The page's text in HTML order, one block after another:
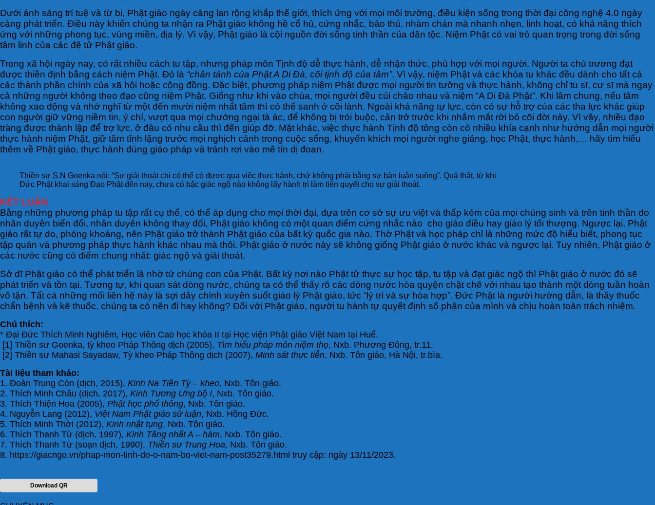
Dưới ánh sáng trí tuệ và từ bi, Phật giáo ngày càng lan rộng khắp thế giới, thích ứng với mọi môi trường, điều kiện sống trong thời đại công nghệ 4.0 ngày
càng phát triển. Điều này khiến chúng ta nhận ra Phật giáo không hề cổ hủ, cứng nhắc, bảo thủ, nhàm chán mà nhanh nhẹn, linh hoạt, có khả năng thích
ứng với những phong tục, vùng miền, địa lý. Vì vậy, Phật giáo là cội nguồn đời sống tinh thần của dân tộc. Niệm Phật có vai trò quan trọng trong đời sống
tâm linh của các đệ tử Phật giáo.
Trong xã hội ngày nay, có rất nhiều cách tu tập, nhưng pháp môn Tịnh độ dễ thực hành, dễ nhận thức, phù hợp với mọi người. Người ta chủ trương đạt
được thiền định bằng cách niệm Phật. Đó là “chân tánh của Phật A Di Đà, cõi tịnh độ của tâm”. Vì vậy, niệm Phật và các khóa tu khác đều dành cho tất cả
các thành phần chính của xã hội hoặc cộng đồng. Đặc biệt, phương pháp niệm Phật được mọi người tin tưởng và thực hành, không chỉ tu sĩ, cư sĩ mà ngay
cả những người không theo đạo cũng niệm Phật. Giống như khi vào chùa, mọi người đều cúi chào nhau và niệm “A Di Đà Phật”. Khi lâm chung, nếu tâm
không xao động và nhớ nghĩ từ một đến mười niệm nhất tâm thì có thể sanh ở cõi lành. Ngoài khả năng tự lực, còn có sự hỗ trợ của các tha lực khác giúp
con người giữ vững niềm tin, ý chí, vượt qua mọi chướng ngại tà ác, để không bị trói buộc, cản trở trước khi nhắm mắt rời bỏ cõi đời này. Vì vậy, nhiều đạo
tràng được thành lập để trợ lực, ở đâu có nhu cầu thì đến giúp đỡ. Mặt khác, việc thực hành Tịnh độ tông còn có nhiều khía cạnh như hướng dẫn mọi người
thực hành niệm Phật, giữ tâm tĩnh lặng trước mọi nghịch cảnh trong cuộc sống, khuyến khích mọi người nghe giảng, học Phật, thực hành,… hãy tìm hiểu
thêm về Phật giáo, thực hành đúng giáo pháp và tránh rơi vào mê tín dị đoan.
Thiền sư S.N Goenka nói: “Sự giải thoát chi có thể có được qua việc thực hành, chứ không phải bằng sự bàn luận suông”. Quả thật, từ khi
Đức Phật khai sáng Đạo Phật đến nay, chưa có bậc giác ngộ nào không lấy hành trì làm tiên quyết cho sự giải thoát.
KẾT LUẬN
Bằng những phương pháp tu tập rất cụ thể, có thể áp dụng cho mọi thời đại, dựa trên cơ sở sự ưu việt và thấp kém của mọi chúng sinh và trên tinh thần do
nhân duyên biến đổi, nhân duyên không thay đổi, Phật giáo không có một quan điểm cứng nhắc nào cho giáo điều hay giáo lý tối thượng. Ngược lại, Phật
giáo rất tự do, phóng khoáng, nên Phật giáo trở thành Phật giáo của bất kỳ quốc gia nào. Thờ Phật và học pháp chỉ là những mức độ hiểu biết, phong tục
tập quán và phương pháp thực hành khác nhau mà thôi. Phật giáo ở nước này sẽ không giống Phật giáo ở nước khác và ngược lại. Tuy nhiên, Phật giáo ở
các nước cũng có điểm chung nhất: giác ngộ và giải thoát.
Sở dĩ Phật giáo có thể phát triển là nhờ tứ chúng con của Phật. Bất kỳ nơi nào Phật tử thực sự học tập, tu tập và đạt giác ngộ thì Phật giáo ở nước đó sẽ
phát triển và tồn tại. Tương tự, khi quan sát dòng nước, chúng ta có thể thấy rõ các dòng nước hòa quyện chặt chẽ với nhau tạo thành một dòng tuần hoàn
vô tận. Tất cả những mối liên hệ này là sợi dây chính xuyên suốt giáo lý Phật giáo, tức “lý trí và sự hòa hợp”. Đức Phật là người hướng dẫn, là thầy thuốc
chẩn bệnh và kê thuốc, chúng ta có nên đi hay không? Đối với Phật giáo, người tu hành tự quyết định số phận của mình và chịu hoàn toàn trách nhiệm.
Chú thích:
* Đại Đức Thích Minh Nghiêm, Học viên Cao học khóa II tại Học viện Phật giáo Việt Nam tại Huế.
[1] Thiền sư Goenka, tỳ kheo Pháp Thông dịch (2005), Tìm hiểu pháp môn niệm thọ, Nxb. Phương Đông, tr.11.
[2] Thiền sư Mahasi Sayadaw, Tỳ kheo Pháp Thông dịch (2007), Minh sát thực tiễn, Nxb. Tôn giáo, Hà Nội, tr.bìa.
Tài liệu tham khảo:
1. Đoàn Trung Còn (dịch, 2015), Kinh Na Tiên Tỳ – kheo, Nxb. Tôn giáo.
2. Thích Minh Châu (dịch, 2017), Kinh Tương Ưng bộ I, Nxb. Tôn giáo.
3. Thích Thiện Hoa (2005), Phật học phổ thông, Nxb. Tôn giáo.
4. Nguyễn Lang (2012), Việt Nam Phật giáo sử luận, Nxb. Hồng Đức.
5. Thích Minh Thời (2012), Kinh nhật tụng, Nxb. Tôn giáo.
6. Thích Thanh Từ (dịch, 1997), Kinh Tăng nhất A – hàm, Nxb. Tôn giáo.
7. Thích Thanh Từ (soạn dịch, 1990), Thiền sư Trung Hoa, Nxb. Tôn giáo.
8. https://giacngo.vn/phap-mon-tinh-do-o-nam-bo-viet-nam-post35279.html truy cập: ngày 13/11/2023.
Download QR